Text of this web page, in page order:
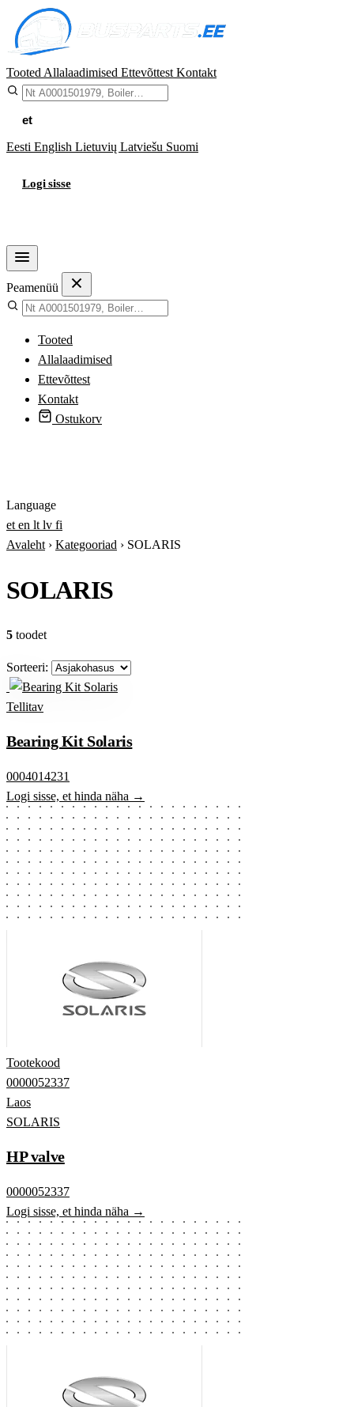
Tooted Allalaadimised Ettevõttest Kontakt
et
Eesti English Lietuvių Latviešu Suomi
Logi sisse
Peamenüü
Tooted
Allalaadimised
Ettevõttest
Kontakt
Ostukorv
Language
et en lt lv fi
Avaleht › Kategooriad › SOLARIS
SOLARIS
5 toodet
Sorteeri:
Tellitav
Bearing Kit Solaris
0004014231
Logi sisse, et hinda näha →
Tootekood
0000052337
Laos
SOLARIS
HP valve
0000052337
Logi sisse, et hinda näha →